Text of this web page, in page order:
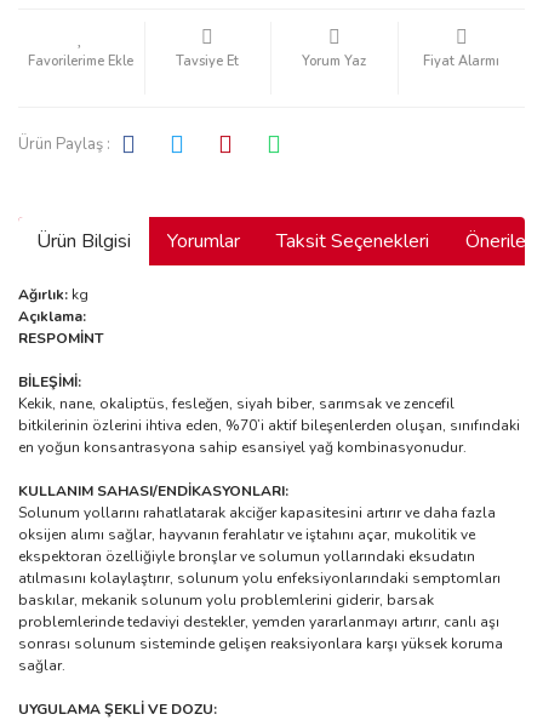
Tavsiye Et Yorum Yaz Fiyat Alarmı
Ürün Paylaş :
Ürün Bilgisi Yorumlar Taksit Seçenekleri
Ağırlık: kg
Açıklama:
RESPOMİNT
BİLEŞİMİ:
Kekik, nane, okaliptüs, fesleğen, siyah biber, sarımsak ve zencefil
bitkilerinin özlerini ihtiva eden, %70’i aktif bileşenlerden oluşan, sınıfındaki
en yoğun konsantrasyona sahip esansiyel yağ kombinasyonudur.
KULLANIM SAHASI/ENDİKASYONLARI:
Solunum yollarını rahatlatarak akciğer kapasitesini artırır ve daha fazla
oksijen alımı sağlar, hayvanın ferahlatır ve iştahını açar, mukolitik ve
ekspektoran özelliğiyle bronşlar ve solumun yollarındaki eksudatın
atılmasını kolaylaştırır, solunum yolu enfeksiyonlarındaki semptomları
baskılar, mekanik solunum yolu problemlerini giderir, barsak
problemlerinde tedaviyi destekler, yemden yararlanmayı artırır, canlı aşı
sonrası solunum sisteminde gelişen reaksiyonlara karşı yüksek koruma
sağlar.
UYGULAMA ŞEKLİ VE DOZU: